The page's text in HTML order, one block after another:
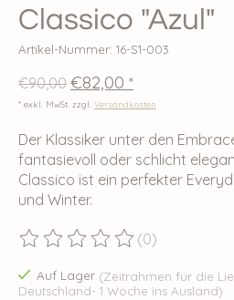
Classico "Azul"
Artikel-Nummer: 16-S1-003
€90,00 €82,00 *
* exkl. MwSt. zzgl. Versandkosten
Der Klassiker unter den
fantasievoll oder schlicht
Classico ist ein perfekter
und Winter.
Die Bewertung dieses Produkts
(0)
Auf Lager (Zeitrahmen für die
Deutschland- 1 Woche ins Ausland)